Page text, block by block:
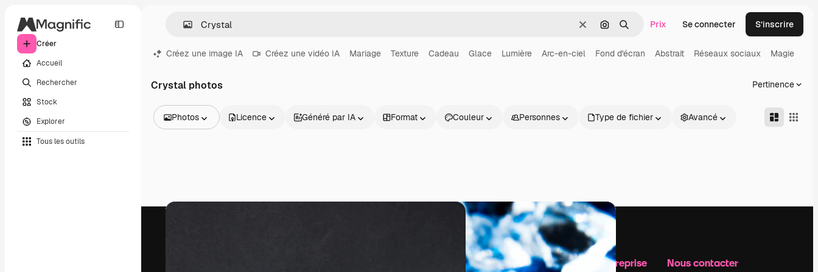
Créer
Accueil
Rechercher
Stock
Explorer
Tous les outils
EffacerRechercher par image
Rechercher
Prix Se connecter S’inscrire
Créez une image IA Créez une vidéo IA Mariage Texture Cadeau Glace Lumière Arc-en-ciel Fond d'écran Abstrait Réseaux sociaux Magie
Crystal photos Pertinence
Photos
Vidéos
Licence Généré par IA Format Couleur Personnes Type de fichier Avancé
Commencer Notre entreprise Nous contacter